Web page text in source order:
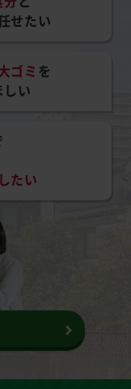
せたい
ゴミ を
い
たい